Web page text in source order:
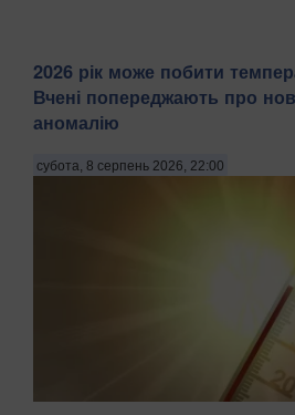
2026 рік може побити
Вчені попереджають про
аномалію
субота, 8 серпень 2026, 22:00